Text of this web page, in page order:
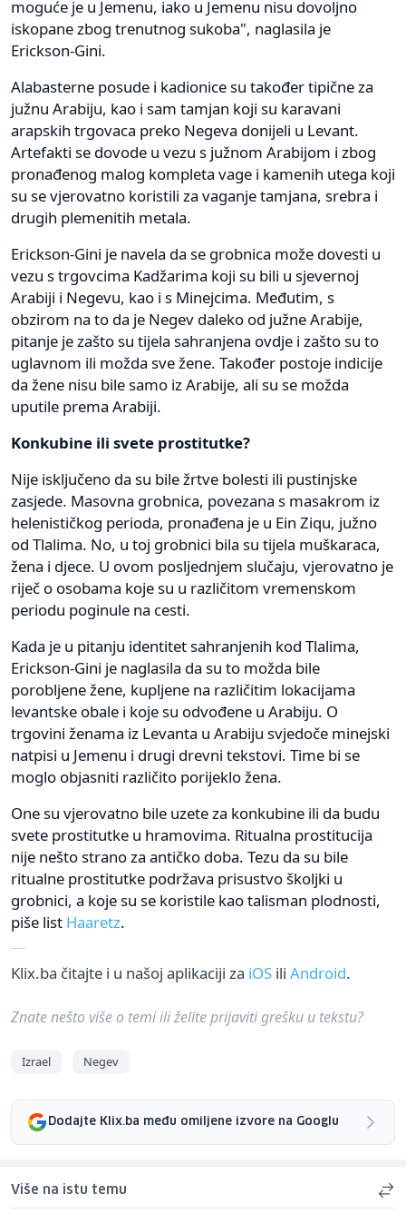
moguće je u Jemenu, iako u Jemenu nisu dovoljno
iskopane zbog trenutnog sukoba", naglasila je
Erickson-Gini.
Alabasterne posude i kadionice su također tipične za
južnu Arabiju, kao i sam tamjan koji su karavani
arapskih trgovaca preko Negeva donijeli u Levant.
Artefakti se dovode u vezu s južnom Arabijom i zbog
pronađenog malog kompleta vage i kamenih utega koji
su se vjerovatno koristili za vaganje tamjana, srebra i
drugih plemenitih metala.
Erickson-Gini je navela da se grobnica može dovesti u
vezu s trgovcima Kadžarima koji su bili u sjevernoj
Arabiji i Negevu, kao i s Minejcima. Međutim, s
obzirom na to da je Negev daleko od južne Arabije,
pitanje je zašto su tijela sahranjena ovdje i zašto su to
uglavnom ili možda sve žene. Također postoje indicije
da žene nisu bile samo iz Arabije, ali su se možda
uputile prema Arabiji.
Konkubine ili svete prostitutke?
Nije isključeno da su bile žrtve bolesti ili pustinjske
zasjede. Masovna grobnica, povezana s masakrom iz
helenističkog perioda, pronađena je u Ein Ziqu, južno
od Tlalima. No, u toj grobnici bila su tijela muškaraca,
žena i djece. U ovom posljednjem slučaju, vjerovatno je
riječ o osobama koje su u različitom vremenskom
periodu poginule na cesti.
Kada je u pitanju identitet sahranjenih kod Tlalima,
Erickson-Gini je naglasila da su to možda bile
porobljene žene, kupljene na različitim lokacijama
levantske obale i koje su odvođene u Arabiju. O
trgovini ženama iz Levanta u Arabiju svjedoče minejski
natpisi u Jemenu i drugi drevni tekstovi. Time bi se
moglo objasniti različito porijeklo žena.
One su vjerovatno bile uzete za konkubine ili da budu
svete prostitutke u hramovima. Ritualna prostitucija
nije nešto strano za antičko doba. Tezu da su bile
ritualne prostitutke podržava prisustvo školjki u
grobnici, a koje su se koristile kao talisman plodnosti,
piše list Haaretz.
Klix.ba čitajte i u našoj aplikaciji za iOS ili Android.
Znate nešto više o temi ili želite prijaviti grešku u tekstu?
Izrael Negev
Dodajte Klix.ba među omiljene izvore na Googlu
Više na istu temu